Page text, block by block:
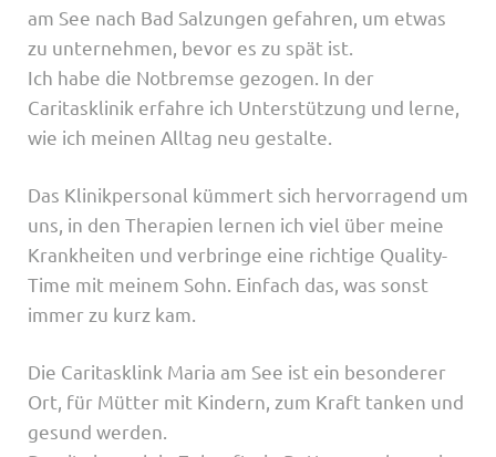
am See nach Bad Salzungen gefahren, um etwas
zu unternehmen, bevor es zu spät ist.
Ich habe die Notbremse gezogen. In der
Caritasklinik erfahre ich Unterstützung und lerne,
wie ich meinen Alltag neu gestalte.
Das Klinikpersonal kümmert sich hervorragend um
uns, in den Therapien lernen ich viel über meine
Krankheiten und verbringe eine richtige Quality-
Time mit meinem Sohn. Einfach das, was sonst
immer zu kurz kam.
Die Caritasklink Maria am See ist ein besonderer
Ort, für Mütter mit Kindern, zum Kraft tanken und
gesund werden.